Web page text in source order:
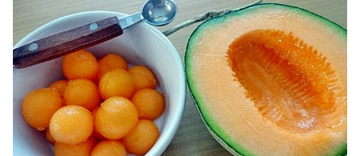
แม่
และ
เด็ก
สัตว์
เลี้ยง
Infographic